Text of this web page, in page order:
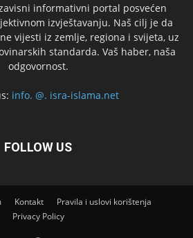
informativni portal posvećen
izvještavanju. Naš cilj je da
vijesti iz zemlje, regiona i svijeta, uz
standarda. Vaš haber, naša
odgovornost.
info. @. isra-islama.net
FOLLOW US
Kontakt
Pravila i uslovi korištenja
Privacy Policy